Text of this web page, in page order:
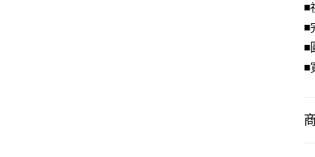
■
■
■
■